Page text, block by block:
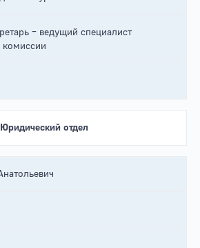
– ведущий специалист
комиссии
Юридический отдел